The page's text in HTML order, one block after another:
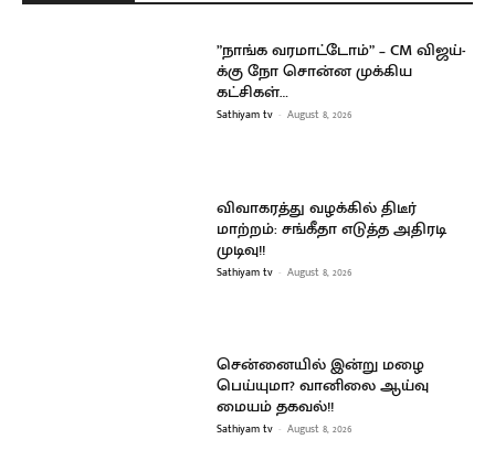
”நாங்க வரமாட்டோம்” – CM விஜய்-
க்கு நோ சொன்ன முக்கிய
கட்சிகள்…
Sathiyam tv - August 8, 2026
விவாகரத்து வழக்கில் திடீர்
மாற்றம்: சங்கீதா எடுத்த அதிரடி
முடிவு!!
Sathiyam tv - August 8, 2026
சென்னையில் இன்று மழை
பெய்யுமா? வானிலை ஆய்வு
மையம் தகவல்!!
Sathiyam tv - August 8, 2026